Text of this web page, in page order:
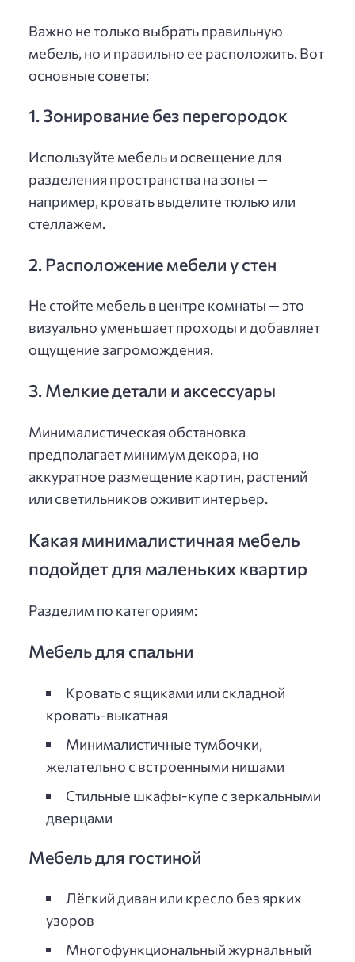
Важно не только выбрать правильную
мебель, но и правильно ее расположить. Вот
основные советы:
1. Зонирование без перегородок
Используйте мебель и освещение для
разделения пространства на зоны —
например, кровать выделите тюлью или
стеллажем.
2. Расположение мебели у стен
Не стойте мебель в центре комнаты — это
визуально уменьшает проходы и добавляет
ощущение загромождения.
3. Мелкие детали и аксессуары
Минималистическая обстановка
предполагает минимум декора, но
аккуратное размещение картин, растений
или светильников оживит интерьер.
Какая минималистичная мебель
подойдет для маленьких квартир
Разделим по категориям:
Мебель для спальни
Кровать с ящиками или складной
кровать-выкатная
Минималистичные тумбочки,
желательно с встроенными нишами
Стильные шкафы-купе с зеркальными
дверцами
Мебель для гостиной
Лёгкий диван или кресло без ярких
узоров
Многофункциональный журнальный